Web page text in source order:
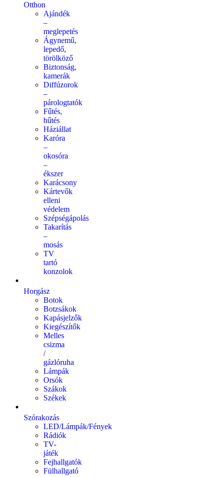
Otthon
Ajándék
–
meglepetés
Ágynemű,
lepedő,
törölköző
Biztonság,
kamerák
Diffúzorok
–
párologtatók
Fűtés,
hűtés
Háziállat
Karóra
–
okosóra
–
ékszer
Karácsony
Kártevők
elleni
védelem
Szépségápolás
Takarítás
–
mosás
TV
tartó
konzolok
Horgász
Botok
Botzsákok
Kapásjelzők
Kiegészítők
Melles
csizma
/
gázlóruha
Lámpák
Orsók
Szákok
Székek
Szórakozás
LED/Lámpák/Fények
Rádiók
TV-
játék
Fejhallgatók
Fülhallgató